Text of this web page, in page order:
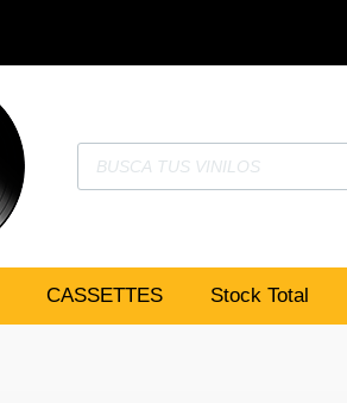
CASSETTES Stock Total